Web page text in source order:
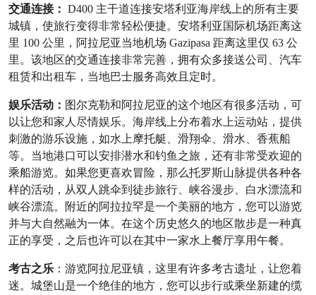
交通连接： D400 主干道连接安塔利亚海岸线上的所有主要
城镇，使旅行变得非常轻松便捷。安塔利亚国际机场距离这
里 100 公里，阿拉尼亚当地机场 Gazipasa 距离这里仅 63 公
里。该地区的交通连接非常完善，拥有众多接送公司、汽车
租赁和出租车，当地巴士服务高效且定时。
娱乐活动： 图尔克勒和阿拉尼亚的这个地区有很多活动，可
以让您和家人尽情娱乐。海岸线上分布着水上运动站，提供
刺激的游乐设施，如水上摩托艇、滑翔伞、滑水、香蕉船
等。当地港口可以安排潜水和钓鱼之旅，还有非常受欢迎的
乘船游览。如果您更喜欢冒险，那么托罗斯山脉提供各种各
样的活动，从双人跳伞到徒步旅行、峡谷漫步、白水漂流和
峡谷漂流。附近的阿拉拉罕是一个美丽的地方，您可以游览
并与大自然融为一体。在这个历史悠久的地区散步是一种真
正的享受，之后也许可以在其中一家水上餐厅享用午餐。
考古之乐 ：游览阿拉尼亚镇，这里有许多考古遗址，让您着
迷。城堡山是一个绝佳的地方，您可以步行或乘坐新建的缆